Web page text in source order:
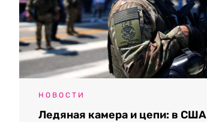
НОВОСТИ
Ледяная камера и цепи: в США